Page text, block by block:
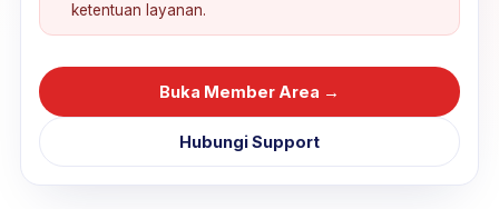
ketentuan layanan.
Buka Member Area →
Hubungi Support